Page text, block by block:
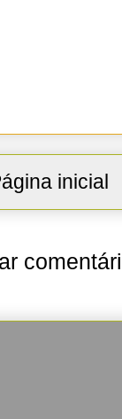
inicial